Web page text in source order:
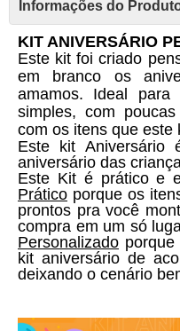
Informações do
KIT ANIVERSÁRIO
Este kit foi criado
em branco os
amamos. Ideal
simples, com
com os itens que este
Este kit Aniversário
aniversário das
Prático porque os
prontos pra você
Personalizado
kit aniversário de
deixando o cenário